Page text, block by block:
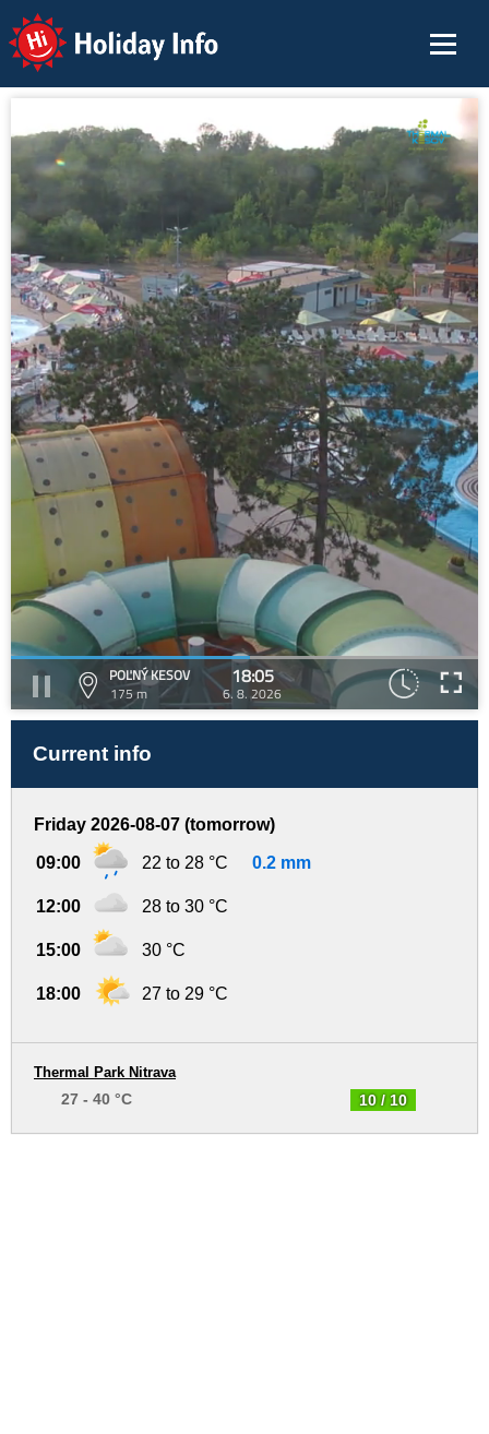
Holiday Info
POĽNÝ KESOV
175 m
18:05
6. 8. 2026
Current info
Friday 2026-08-07 (tomorrow)
09:00 22 to 28 °C 0.2 mm
12:00 28 to 30 °C
15:00 30 °C
18:00 27 to 29 °C
10 / 10
Thermal Park Nitrava
27 - 40 °C